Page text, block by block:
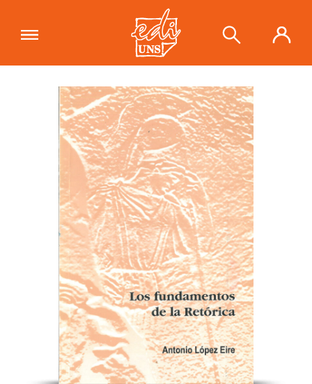
"Los fundamentos de la retórica"se
ha añadido a tu carrito.
Ver carrito